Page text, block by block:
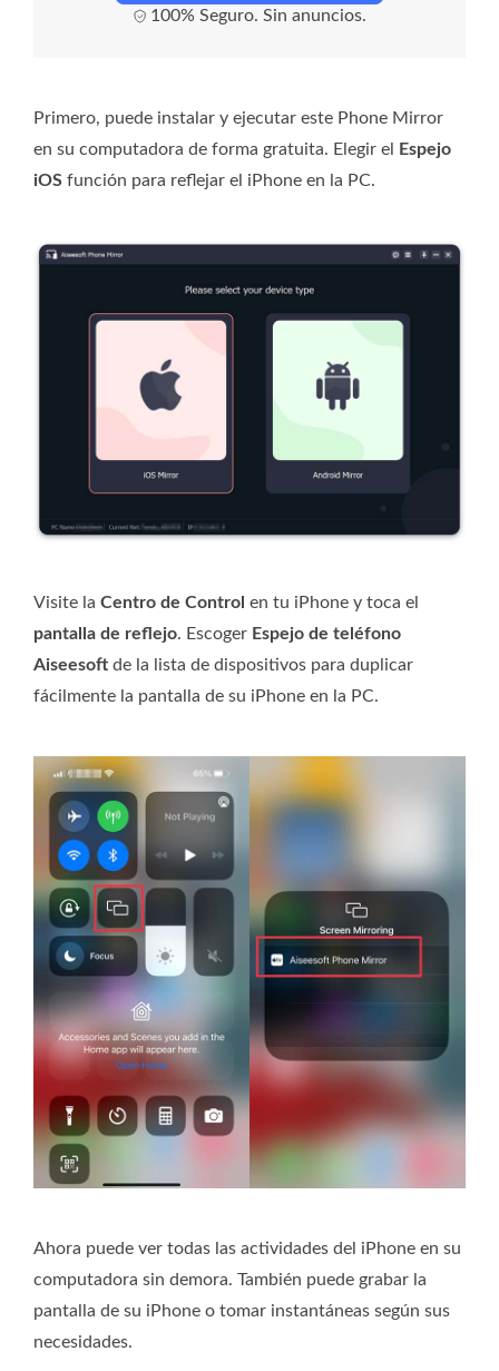
100% Seguro. Sin anuncios.
Primero, puede instalar y ejecutar este Phone Mirror
en su computadora de forma gratuita. Elegir el Espejo
iOS función para reflejar el iPhone en la PC.
Visite la Centro de Control en tu iPhone y toca el
pantalla de reflejo. Escoger Espejo de teléfono
Aiseesoft de la lista de dispositivos para duplicar
fácilmente la pantalla de su iPhone en la PC.
Ahora puede ver todas las actividades del iPhone en su
computadora sin demora. También puede grabar la
pantalla de su iPhone o tomar instantáneas según sus
necesidades.